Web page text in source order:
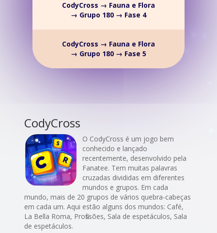
CodyCross → Fauna e Flora
→ Grupo 180 → Fase 4
CodyCross → Fauna e Flora
→ Grupo 180 → Fase 5
CodyCross
O CodyCross é um jogo bem
conhecido e lançado
recentemente, desenvolvido pela
Fanatee. Tem muitas palavras
cruzadas divididas em diferentes
mundos e grupos. Em cada
mundo, mais de 20 grupos de vários quebra-cabeças
em cada um. Aqui estão alguns dos mundos: Café,
La Bella Roma, Profissões, Sala de espetáculos, Sala
de espetáculos.